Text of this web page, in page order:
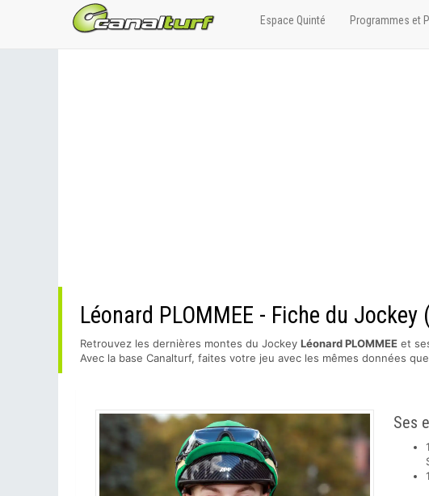
Léonard PLOMMEE - Fiche du
Retrouvez les dernières montes du Jockey Léonard PLOMMEE et
Avec la base Canalturf, faites votre jeu avec les mêmes données
Ses
Espace Quinté Programmes et